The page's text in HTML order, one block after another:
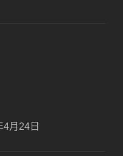
4月24日